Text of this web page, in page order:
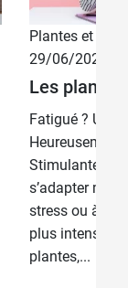
Plantes et
29/06/2026
Les
Fatigué ? Un
Stimulantes
s’adapter
stress ou à
plus intense
plantes,...